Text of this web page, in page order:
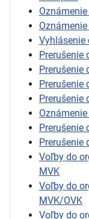
Vyhlásenie
Prerušenie
Prerušenie
Prerušenie
Prerušenie
Prerušenie
Prerušenie
Voľby do
MVK
Voľby do
MVK/OVK
Voľby do